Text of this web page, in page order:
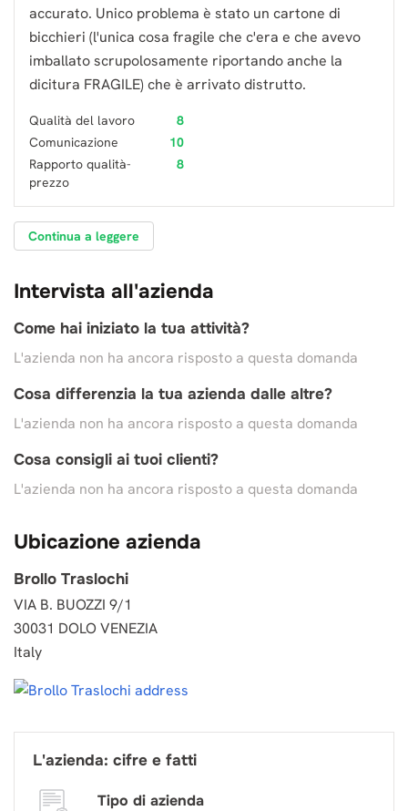
accurato. Unico problema è stato un cartone di
bicchieri (l'unica cosa fragile che c'era e che avevo
imballato scrupolosamente riportando anche la
dicitura FRAGILE) che è arrivato distrutto.
Qualità del lavoro
8
Comunicazione
10
Rapporto qualità-
prezzo
8
Continua a leggere
Intervista all'azienda
Come hai iniziato la tua attività?
L'azienda non ha ancora risposto a questa domanda
Cosa differenzia la tua azienda dalle altre?
L'azienda non ha ancora risposto a questa domanda
Cosa consigli ai tuoi clienti?
L'azienda non ha ancora risposto a questa domanda
Ubicazione azienda
Brollo Traslochi
VIA B. BUOZZI 9/1
30031 DOLO VENEZIA
Italy
L'azienda: cifre e fatti
Tipo di azienda